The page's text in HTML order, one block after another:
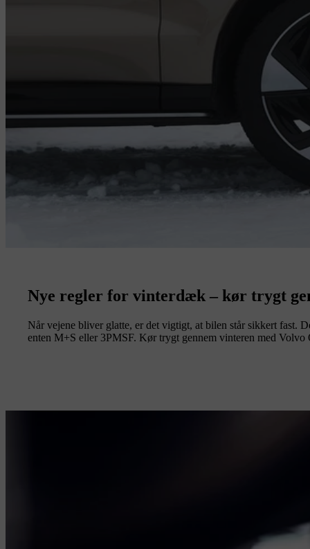
Nye regler for vinterdæk – kør trygt
Når vejene bliver glatte, er det vigtigt, at bilen står sikkert fast.
enten M+S eller 3PMSF. Kør trygt gennem vinteren med